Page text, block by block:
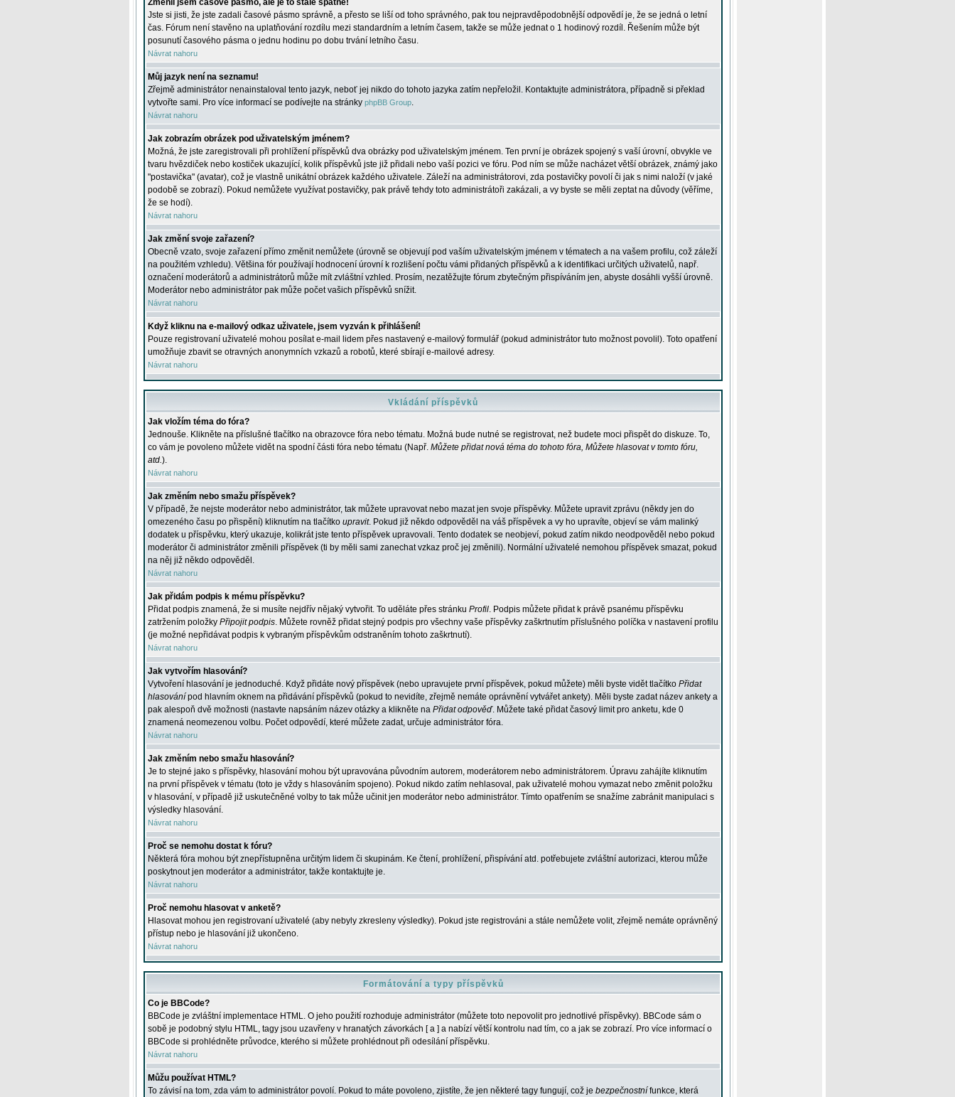
Změnil jsem časové pásmo, ale je to stále špatně!
Jste si jisti, že jste zadali časové pásmo správně, a přesto se liší od toho správného, pak tou nejpravděpodobnější odpovědí je, že se jedná o letní
čas. Fórum není stavěno na uplatňování rozdílu mezi standardním a letním časem, takže se může jednat o 1 hodinový rozdíl. Řešením může být
posunutí časového pásma o jednu hodinu po dobu trvání letního času.
Návrat nahoru
Můj jazyk není na seznamu!
Zřejmě administrátor nenainstaloval tento jazyk, neboť jej nikdo do tohoto jazyka zatím nepřeložil. Kontaktujte administrátora, případně si překlad
vytvořte sami. Pro více informací se podívejte na stránky phpBB Group.
Návrat nahoru
Jak zobrazím obrázek pod uživatelským jménem?
Možná, že jste zaregistrovali při prohlížení příspěvků dva obrázky pod uživatelským jménem. Ten první je obrázek spojený s vaší úrovní, obvykle ve
tvaru hvězdiček nebo kostiček ukazující, kolik příspěvků jste již přidali nebo vaší pozici ve fóru. Pod ním se může nacházet větší obrázek, známý jako
"postavička" (avatar), což je vlastně unikátní obrázek každého uživatele. Záleží na administrátorovi, zda postavičky povolí či jak s nimi naloží (v jaké
podobě se zobrazí). Pokud nemůžete využívat postavičky, pak právě tehdy toto administrátoři zakázali, a vy byste se měli zeptat na důvody (věříme,
že se hodí).
Návrat nahoru
Jak změní svoje zařazení?
Obecně vzato, svoje zařazení přímo změnit nemůžete (úrovně se objevují pod vaším uživatelským jménem v tématech a na vašem profilu, což záleží
na použitém vzhledu). Většina fór používají hodnocení úrovní k rozlišení počtu vámi přidaných příspěvků a k identifikaci určitých uživatelů, např.
označení moderátorů a administrátorů může mít zvláštní vzhled. Prosím, nezatěžujte fórum zbytečným přispíváním jen, abyste dosáhli vyšší úrovně.
Moderátor nebo administrátor pak může počet vašich příspěvků snížit.
Návrat nahoru
Když kliknu na e-mailový odkaz uživatele, jsem vyzván k přihlášení!
Pouze registrovaní uživatelé mohou posílat e-mail lidem přes nastavený e-mailový formulář (pokud administrátor tuto možnost povolil). Toto opatření
umožňuje zbavit se otravných anonymních vzkazů a robotů, které sbírají e-mailové adresy.
Návrat nahoru
Vkládání příspěvků
Jak vložím téma do fóra?
Jednouše. Klikněte na příslušné tlačítko na obrazovce fóra nebo tématu. Možná bude nutné se registrovat, než budete moci přispět do diskuze. To,
co vám je povoleno můžete vidět na spodní části fóra nebo tématu (Např. Můžete přidat nová téma do tohoto fóra, Můžete hlasovat v tomto fóru,
atd.).
Návrat nahoru
Jak změním nebo smažu příspěvek?
V případě, že nejste moderátor nebo administrátor, tak můžete upravovat nebo mazat jen svoje příspěvky. Můžete upravit zprávu (někdy jen do
omezeného času po přispění) kliknutím na tlačítko upravit. Pokud již někdo odpověděl na váš příspěvek a vy ho upravíte, objeví se vám malinký
dodatek u příspěvku, který ukazuje, kolikrát jste tento příspěvek upravovali. Tento dodatek se neobjeví, pokud zatím nikdo neodpověděl nebo pokud
moderátor či administrátor změnili příspěvek (ti by měli sami zanechat vzkaz proč jej změnili). Normální uživatelé nemohou příspěvek smazat, pokud
na něj již někdo odpověděl.
Návrat nahoru
Jak přidám podpis k mému příspěvku?
Přidat podpis znamená, že si musíte nejdřív nějaký vytvořit. To uděláte přes stránku Profil. Podpis můžete přidat k právě psanému příspěvku
zatržením položky Připojit podpis. Můžete rovněž přidat stejný podpis pro všechny vaše příspěvky zaškrtnutím příslušného políčka v nastavení profilu
(je možné nepřidávat podpis k vybraným příspěvkům odstraněním tohoto zaškrtnutí).
Návrat nahoru
Jak vytvořím hlasování?
Vytvoření hlasování je jednoduché. Když přidáte nový příspěvek (nebo upravujete první příspěvek, pokud můžete) měli byste vidět tlačítko Přidat
hlasování pod hlavním oknem na přidávání příspěvků (pokud to nevidíte, zřejmě nemáte oprávnění vytvářet ankety). Měli byste zadat název ankety a
pak alespoň dvě možnosti (nastavte napsáním název otázky a klikněte na Přidat odpověď. Můžete také přidat časový limit pro anketu, kde 0
znamená neomezenou volbu. Počet odpovědí, které můžete zadat, určuje administrátor fóra.
Návrat nahoru
Jak změním nebo smažu hlasování?
Je to stejné jako s příspěvky, hlasování mohou být upravována původním autorem, moderátorem nebo administrátorem. Úpravu zahájíte kliknutím
na první příspěvek v tématu (toto je vždy s hlasováním spojeno). Pokud nikdo zatím nehlasoval, pak uživatelé mohou vymazat nebo změnit položku
v hlasování, v případě již uskutečněné volby to tak může učinit jen moderátor nebo administrátor. Tímto opatřením se snažíme zabránit manipulaci s
výsledky hlasování.
Návrat nahoru
Proč se nemohu dostat k fóru?
Některá fóra mohou být znepřístupněna určitým lidem či skupinám. Ke čtení, prohlížení, přispívání atd. potřebujete zvláštní autorizaci, kterou může
poskytnout jen moderátor a administrátor, takže kontaktujte je.
Návrat nahoru
Proč nemohu hlasovat v anketě?
Hlasovat mohou jen registrovaní uživatelé (aby nebyly zkresleny výsledky). Pokud jste registrováni a stále nemůžete volit, zřejmě nemáte oprávněný
přístup nebo je hlasování již ukončeno.
Návrat nahoru
Formátování a typy příspěvků
Co je BBCode?
BBCode je zvláštní implementace HTML. O jeho použití rozhoduje administrátor (můžete toto nepovolit pro jednotlivé příspěvky). BBCode sám o
sobě je podobný stylu HTML, tagy jsou uzavřeny v hranatých závorkách [ a ] a nabízí větší kontrolu nad tím, co a jak se zobrazí. Pro více informací o
BBCode si prohlédněte průvodce, kterého si můžete prohlédnout při odesílání příspěvku.
Návrat nahoru
Můžu používat HTML?
To závisí na tom, zda vám to administrátor povolí. Pokud to máte povoleno, zjistíte, že jen některé tagy fungují, což je bezpečnostní funkce, která